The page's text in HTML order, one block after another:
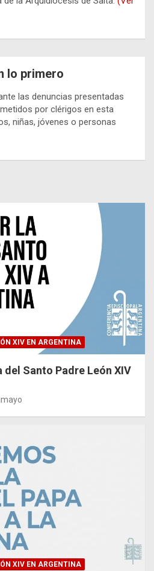
lo primero
las denuncias presentadas
por clérigos en esta
niñas, jóvenes o personas
XIV EN ARGENTINA
Santo Padre León XIV
XIV EN ARGENTINA